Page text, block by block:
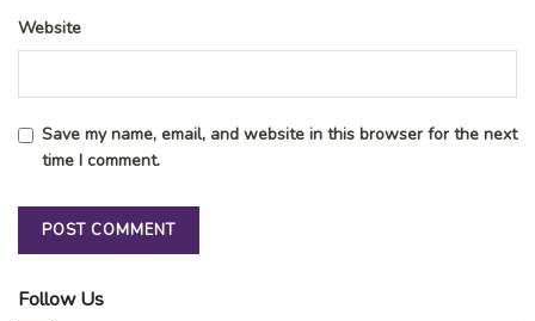
Website
Save my name, email, and website in this browser for the next
time I comment.
Follow Us